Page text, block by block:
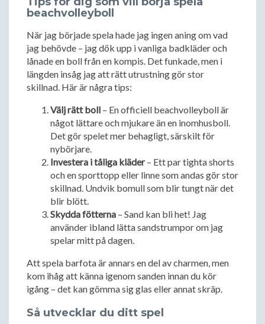
beachvolleyboll
När jag började spela hade jag ingen aning om vad
jag behövde – jag dök upp i vanliga badkläder och
lånade en boll från en kompis. Det funkade, men i
längden insåg jag att rätt utrustning gör stor
skillnad. Här är några tips:
Välj rätt boll – En officiell beachvolleyboll är
något lättare och mjukare än en inomhusboll.
Det gör spelet mer behagligt, särskilt för
nybörjare.
Investera i tåliga kläder– Ett par tighta shorts
och en sporttopp eller linne som andas gör stor
skillnad. Undvik bomull som blir tungt när det
blir blött.
Skydda fötterna – Sand kan bli het! Jag
använder ibland lätta sandstrumpor om jag
spelar mitt på dagen.
Att spela barfota är annars en del av charmen, men
kom ihåg att känna igenom sanden innan du kör
igång – det kan gömma sig glas eller annat skräp.
Så utvecklar du ditt spel